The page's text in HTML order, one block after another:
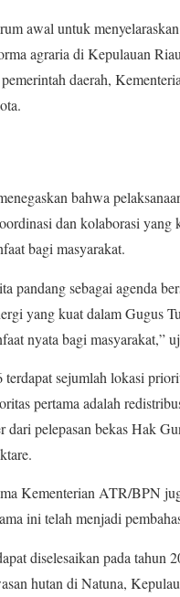
awal untuk
agraria di Kepulauan
daerah,
bahwa
dan kolaborasi
bagi masyarakat.
pandang sebagai agenda
yang kuat dalam Gugus
nyata bagi masyarakat,”
sejumlah lokasi
pertama adalah
dari pelepasan bekas Hak
Kementerian ATR/BPN
ini telah menjadi
diselesaikan pada tahun
hutan di Natuna,